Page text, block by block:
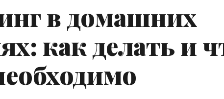
в домашних
как делать и